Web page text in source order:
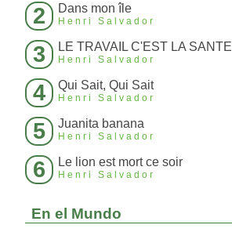
2 Dans mon île
Henri Salvador
3 LE TRAVAIL C'EST LA SANTE
Henri Salvador
4 Qui Sait, Qui Sait
Henri Salvador
5 Juanita banana
Henri Salvador
6 Le lion est mort ce soir
Henri Salvador
En el Mundo